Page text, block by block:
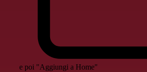
e poi "Aggiungi a Home"